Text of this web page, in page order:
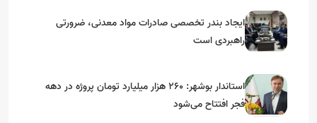
ایجاد بندر تخصصی صادرات مواد معدنی، ضرورتی
راهبردی است
استاندار بوشهر: ۲۶۰ هزار میلیارد تومان پروژه در دهه
فجر افتتاح می‌شود